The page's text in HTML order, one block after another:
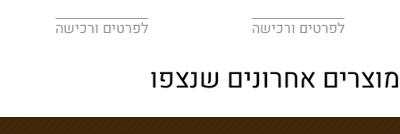
לפרטים ורכישה לפרטים ורכישה
מוצרים אחרונים שנצפו